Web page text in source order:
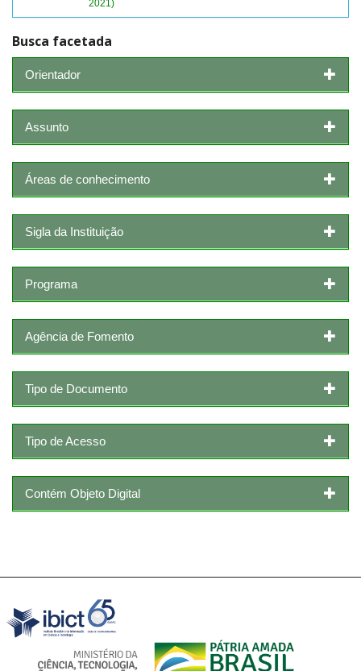
2021)
Busca facetada
Orientador
Assunto
Áreas de conhecimento
Sigla da Instituição
Programa
Agência de Fomento
Tipo de Documento
Tipo de Acesso
Contém Objeto Digital